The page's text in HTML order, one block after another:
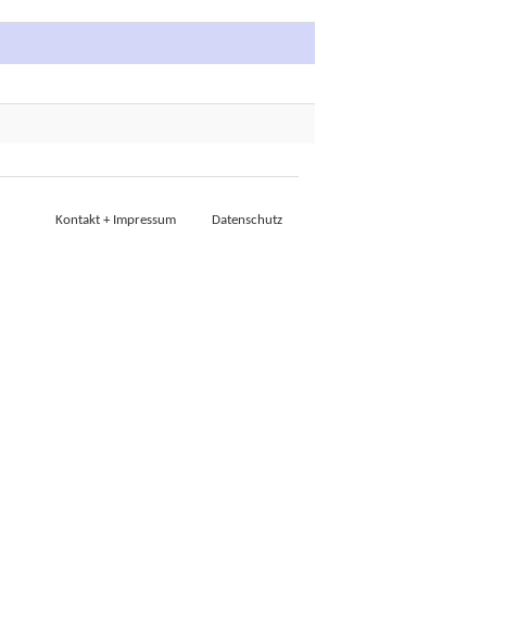
Kontakt + Impressum
Datenschutz